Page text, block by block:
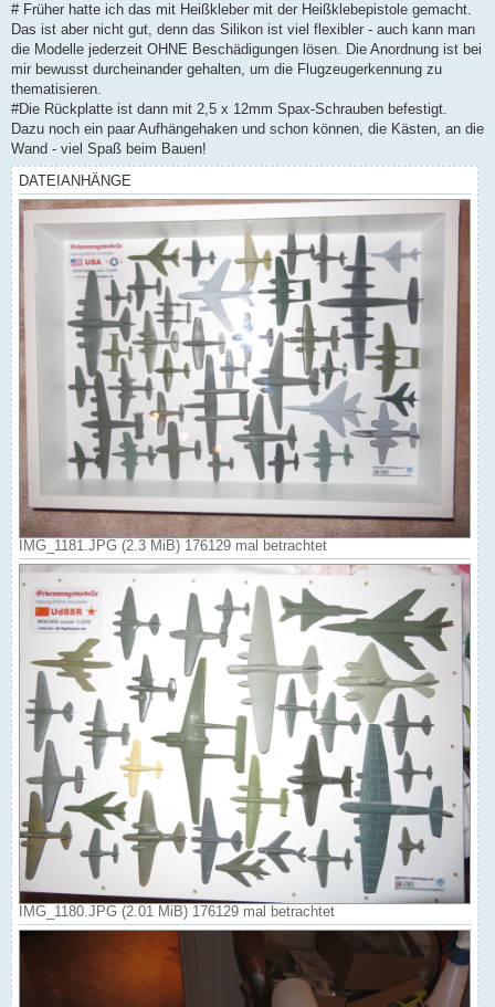
# Früher hatte ich das mit Heißkleber mit der Heißklebepistole gemacht.
Das ist aber nicht gut, denn das Silikon ist viel flexibler - auch kann man
die Modelle jederzeit OHNE Beschädigungen lösen. Die Anordnung ist bei
mir bewusst durcheinander gehalten, um die Flugzeugerkennung zu
thematisieren.
#Die Rückplatte ist dann mit 2,5 x 12mm Spax-Schrauben befestigt.
Dazu noch ein paar Aufhängehaken und schon können, die Kästen, an die
Wand - viel Spaß beim Bauen!
DATEIANHÄNGE
IMG_1181.JPG (2.3 MiB) 176129 mal betrachtet
IMG_1180.JPG (2.01 MiB) 176129 mal betrachtet